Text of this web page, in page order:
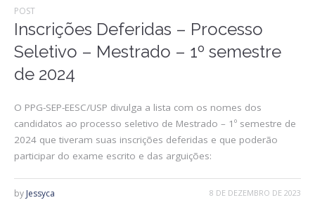
POST
Inscrições Deferidas – Processo
Seletivo – Mestrado – 1º semestre
de 2024
O PPG-SEP-EESC/USP divulga a lista com os nomes dos
candidatos ao processo seletivo de Mestrado – 1º semestre de
2024 que tiveram suas inscrições deferidas e que poderão
participar do exame escrito e das arguições:
8 DE DEZEMBRO DE 2023
by Jessyca